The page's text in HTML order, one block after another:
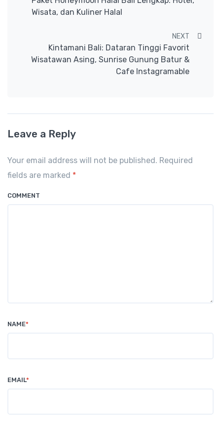
Wisata, dan Kuliner Halal
NEXT
Kintamani Bali: Dataran Tinggi Favorit
Wisatawan Asing, Sunrise Gunung Batur &
Cafe Instagramable
Leave a Reply
Your email address will not be published. Required
fields are marked *
COMMENT
NAME*
EMAIL*